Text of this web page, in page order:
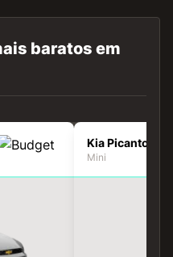
baratos em
Kia Picanto
Mini